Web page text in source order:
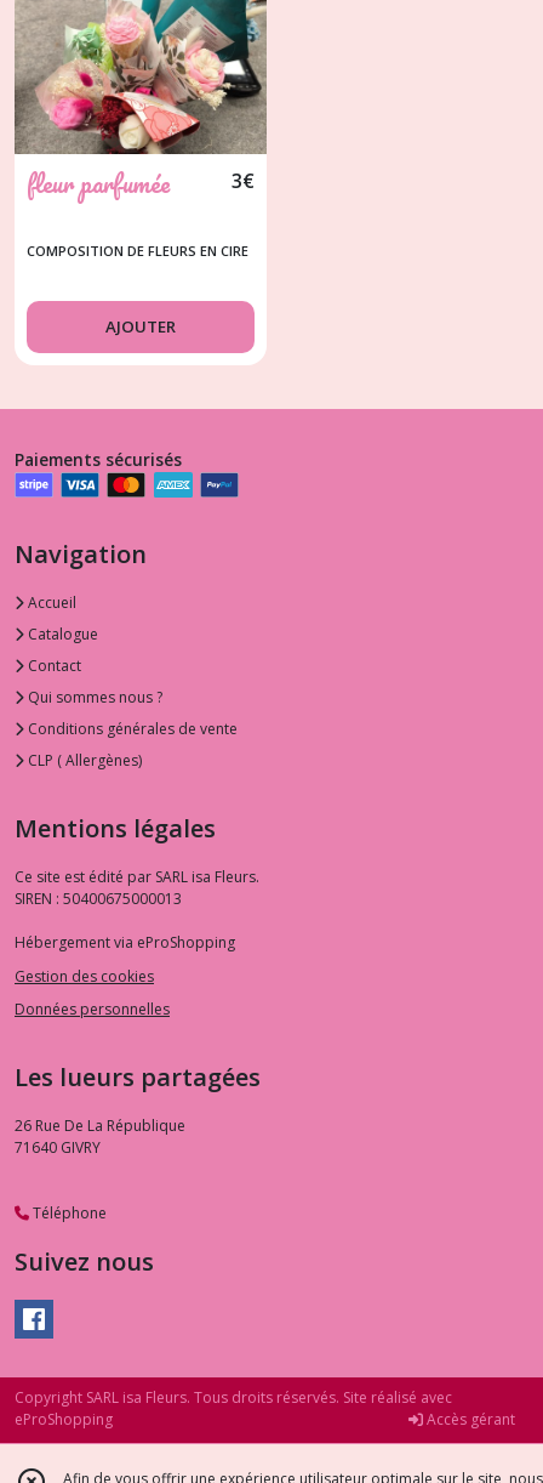
fleur parfumée 3€
COMPOSITION DE FLEURS EN CIRE
AJOUTER
Paiements sécurisés
Navigation
Accueil
Catalogue
Contact
Qui sommes nous ?
Conditions générales de vente
CLP ( Allergènes)
Mentions légales
Ce site est édité par SARL isa Fleurs.
SIREN : 50400675000013
Hébergement via eProShopping
Gestion des cookies
Données personnelles
Les lueurs partagées
26 Rue De La République
71640 GIVRY
Téléphone
Suivez nous
Copyright SARL isa Fleurs. Tous droits réservés. Site réalisé avec
eProShopping
Accès gérant
Afin de vous offrir une expérience utilisateur optimale sur le site, nous